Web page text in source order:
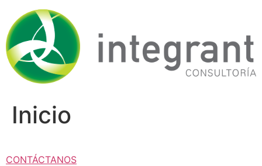
contenido
Inicio
CONTÁCTANOS